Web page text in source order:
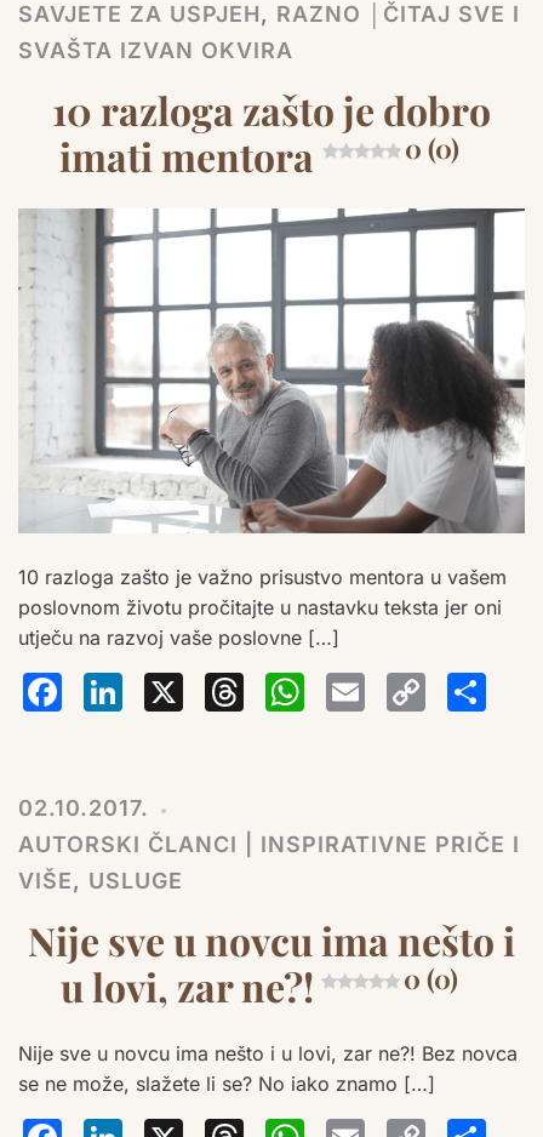
SAVJETE ZA USPJEH, RAZNO │ČITAJ SVE I
SVAŠTA IZVAN OKVIRA
10 razloga zašto je dobro
imati mentora
0 (0)
10 razloga zašto je važno prisustvo mentora u vašem
poslovnom životu pročitajte u nastavku teksta jer oni
utječu na razvoj vaše poslovne […]
Facebook
LinkedIn
X Threads
Email
02.10.2017.
AUTORSKI ČLANCI | INSPIRATIVNE PRIČE I
VIŠE, USLUGE
Nije sve u novcu ima nešto i
u lovi, zar ne?!
0 (0)
Nije sve u novcu ima nešto i u lovi, zar ne?! Bez novca
se ne može, slažete li se? No iako znamo […]